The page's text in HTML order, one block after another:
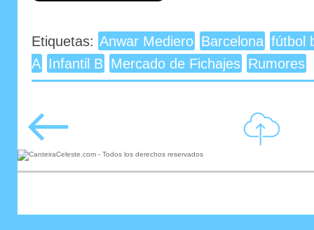
Etiquetas: Anwar Mediero Barcelona fútbol
A Infantil B Mercado de Fichajes Rumores